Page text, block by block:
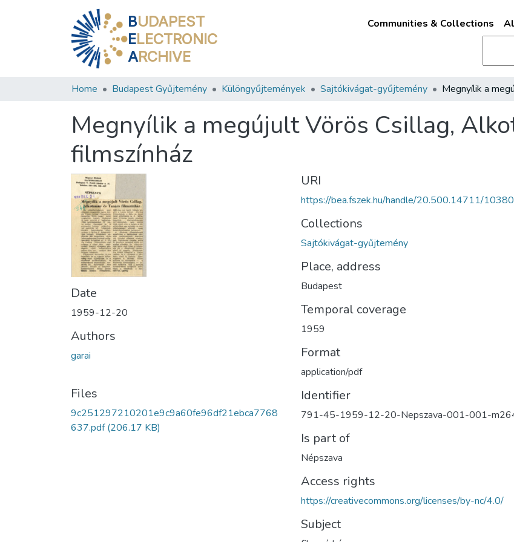
BUDAPEST
ELECTRONIC
ARCHIVE
Communities & Collections
Home Budapest Gyűjtemény Különgyűjtemények Sajtókivágat-gyűjtemény
Megnyílik a megújult Vörös Csillag,
filmszínház
Date
1959-12-20
Authors
garai
Files
9c251297210201e9c9a60fe96df21ebca7768
637.pdf(206.17 KB)
URI
https://bea.fszek.hu/handle/20.500.14711/
Collections
Sajtókivágat-gyűjtemény
Place, address
Budapest
Temporal coverage
1959
Format
application/pdf
Identifier
791-45-1959-12-20-Nepszava-001-001-
Is part of
Népszava
Access rights
https://creativecommons.org/licenses/by-nc/4.0/
Subject